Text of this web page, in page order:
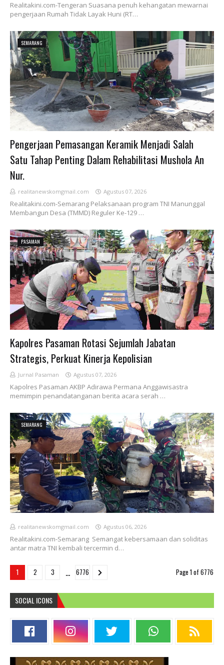
Realitakini.com-Tengeran Suasana penuh kehangatan mewarnai
pengerjaan Rumah Tidak Layak Huni (RT…
SEMARANG
Pengerjaan Pemasangan Keramik Menjadi Salah
Satu Tahap Penting Dalam Rehabilitasi Mushola An
Nur.
realitanewskomgmail.com Agustus 07, 2026
Realitakini.com-Semarang Pelaksanaan program TNI Manunggal
Membangun Desa (TMMD) Reguler Ke-129 …
PASAMAN
Kapolres Pasaman Rotasi Sejumlah Jabatan
Strategis, Perkuat Kinerja Kepolisian
Jurnal Pasaman Agustus 07, 2026
Kapolres Pasaman AKBP Adirawa Permana Anggawisastra
memimpin penandatanganan berita acara serah …
SEMARANG
realitanewskomgmail.com Agustus 06, 2026
Realitakini.com-Semarang Semangat kebersamaan dan soliditas
antar matra TNI kembali tercermin d…
Page 1 of 6776
1 2 3 ... 6776
SOCIAL ICONS